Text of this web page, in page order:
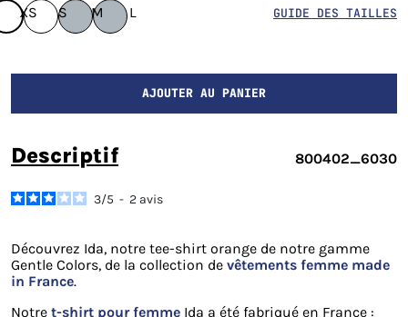
XS S M L GUIDE DES TAILLES
AJOUTER AU PANIER
descriptif 800402_6030
3/5 - 2 avis
Découvrez Ida, notre tee-shirt orange de notre gamme
Gentle Colors, de la collection de vêtements femme made
in France.
Notre t-shirt pour femme Ida a été fabriqué en France :